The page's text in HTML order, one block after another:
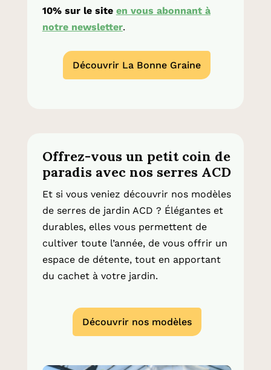
10% sur le site en vous abonnant à
notre newsletter.
Découvrir La Bonne Graine
Offrez-vous un petit coin de
paradis avec nos serres ACD
Et si vous veniez découvrir nos modèles
de serres de jardin ACD ? Élégantes et
durables, elles vous permettent de
cultiver toute l’année, de vous offrir un
espace de détente, tout en apportant
du cachet à votre jardin.
Découvrir nos modèles